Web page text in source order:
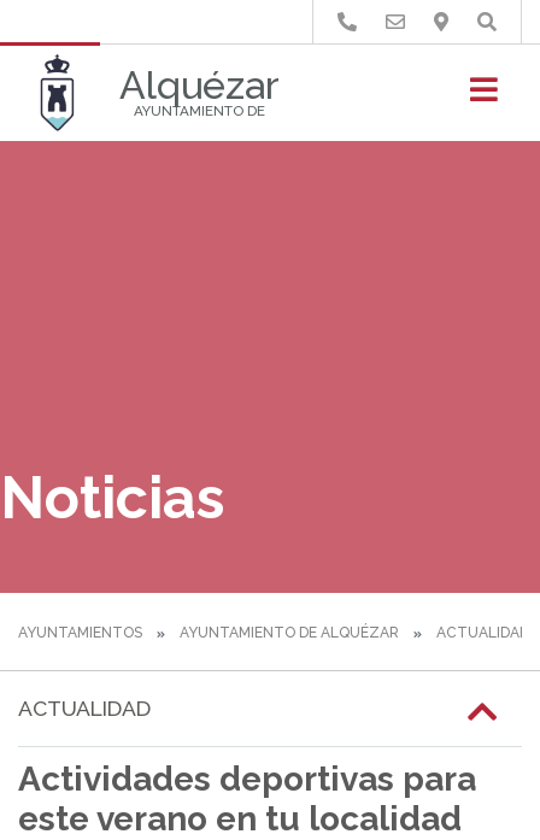
Alquézar
AYUNTAMIENTO DE
Buscar
Noticias
AYUNTAMIENTOS AYUNTAMIENTO DE ALQUÉZAR ACTUALIDAD
ACTUALIDAD
Actividades deportivas para
este verano en tu localidad